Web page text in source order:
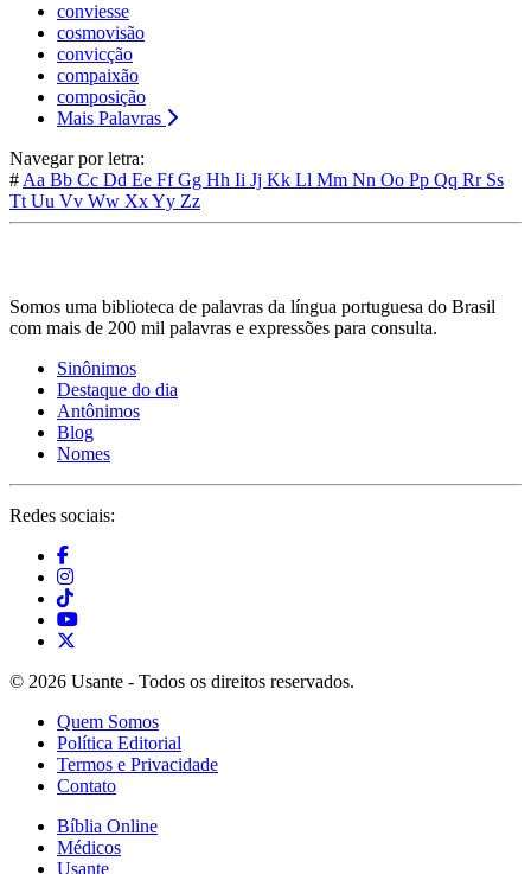
conviesse
cosmovisão
convicção
compaixão
composição
Mais Palavras
Navegar por letra:
# Aa Bb Cc Dd Ee FfGg Hh Ii Jj Kk Ll Mm Nn Oo Pp Qq Rr Ss
Tt Uu Vv Ww XxYy Zz
Somos uma biblioteca de palavras da língua portuguesa do Brasil
com mais de 200 mil palavras e expressões para consulta.
Sinônimos
Destaque do dia
Antônimos
Blog
Nomes
Redes sociais:
© 2026 Usante - Todos os direitos reservados.
Quem Somos
Política Editorial
Termos e Privacidade
Contato
Bíblia Online
Médicos
Usante